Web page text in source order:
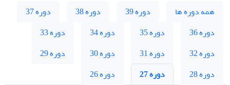
همه دوره ها دوره 39 دوره 38
دوره 37
دوره 36
دوره 35 دوره 34
دوره 33
دوره 32
دوره 31 دوره 30
دوره 29
دوره 28
دوره 27 دوره 26